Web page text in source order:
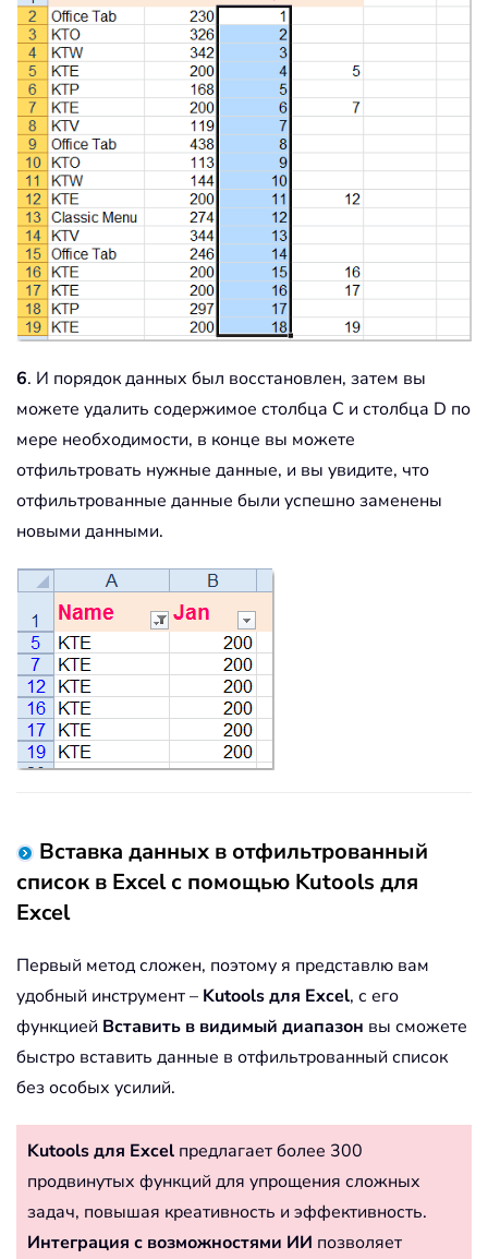
6. И порядок данных был восстановлен, затем вы
можете удалить содержимое столбца C и столбца D по
мере необходимости, в конце вы можете
отфильтровать нужные данные, и вы увидите, что
отфильтрованные данные были успешно заменены
новыми данными.
Вставка данных в отфильтрованный
список в Excel с помощью Kutools для
Excel
Первый метод сложен, поэтому я представлю вам
удобный инструмент – Kutools для Excel, с его
функцией Вставить в видимый диапазон вы сможете
быстро вставить данные в отфильтрованный список
без особых усилий.
Kutools для Excel предлагает более 300
продвинутых функций для упрощения сложных
задач, повышая креативность и эффективность.
Интеграция с возможностями ИИ позволяет